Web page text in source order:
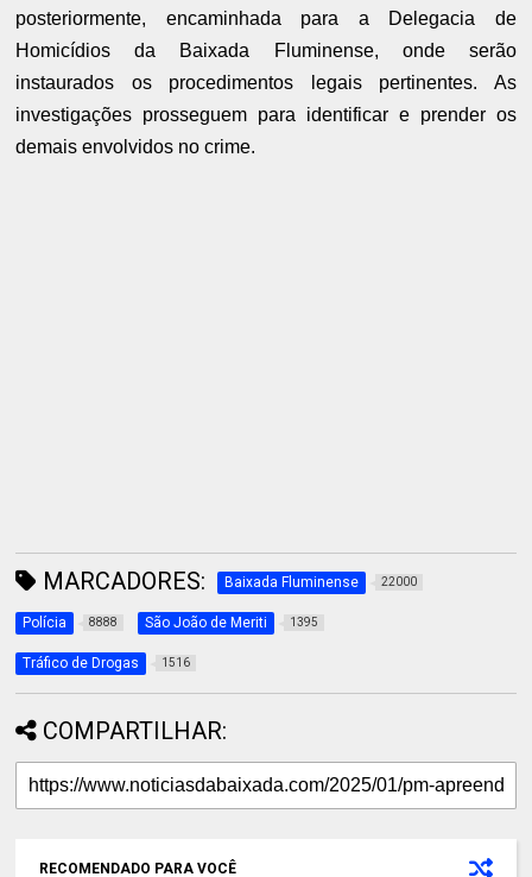
posteriormente, encaminhada para a Delegacia de
Homicídios da Baixada Fluminense, onde serão
instaurados os procedimentos legais pertinentes. As
investigações prosseguem para identificar e prender os
demais envolvidos no crime.
MARCADORES: Baixada Fluminense 22000
Polícia 8888 São João de Meriti 1395
Tráfico de Drogas 1516
COMPARTILHAR:
RECOMENDADO PARA VOCÊ